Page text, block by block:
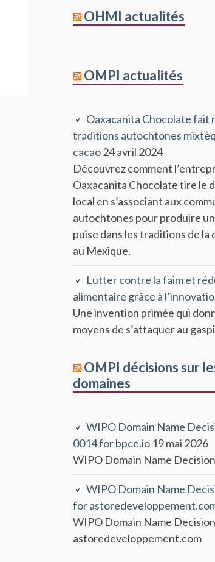
OHMI actualités
OMPI actualités
Oaxacanita Chocolate fait
traditions autochtones
cacao24 avril 2024
Découvrez comment
Oaxacanita Chocolate tire le
local en s’associant aux
autochtones pour produire
puise dans les traditions de la
au Mexique.
Lutter contre la faim et
alimentaire grâce à
Une invention primée qui
moyens de s’attaquer au
OMPI décisions sur
domaines
WIPO Domain Name
0014 for bpce.io 19 mai 2026
WIPO Domain Name
WIPO Domain Name
for
WIPO Domain Name
astoredeveloppement.com